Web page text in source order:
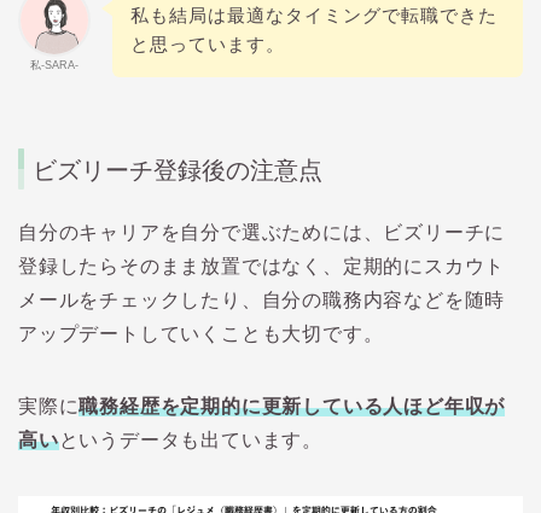
私-SARA-
私も結局は最適なタイミングで転職できた
と思っています。
ビズリーチ登録後の注意点
自分のキャリアを自分で選ぶためには、ビズリーチに
登録したらそのまま放置ではなく、定期的にスカウト
メールをチェックしたり、自分の職務内容などを随時
アップデートしていくことも大切です。
実際に職務経歴を定期的に更新している人ほど年収が
高いというデータも出ています。